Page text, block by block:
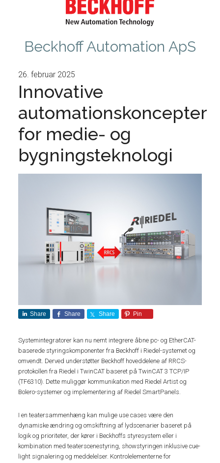
Beckhoff Automation ApS
26. februar 2025
Innovative
automationskoncepter
for medie- og
bygningsteknologi
Share Share Share Pin
Systemintegratorer kan nu nemt integrere åbne pc- og EtherCAT-
baserede styringskomponenter fra Beckhoff i Riedel-systemet og
omvendt. Derved understøtter Beckhoff hoveddelene af RRCS-
protokollen fra Riedel i TwinCAT baseret på TwinCAT 3 TCP/IP
(TF6310). Dette muliggør kommunikation med Riedel Artist og
Bolero-systemer og implementering af Riedel SmartPanels.
I en teatersammenhæng kan mulige use cases være den
dynamiske ændring og omskiftning af lydscenarier baseret på
logik og prioriteter, der kører i Beckhoffs styresystem eller i
kombination med teaterscenestyring, showstyringen inklusive cue-
light signalering og meddelelser. Kontrolelementerne for